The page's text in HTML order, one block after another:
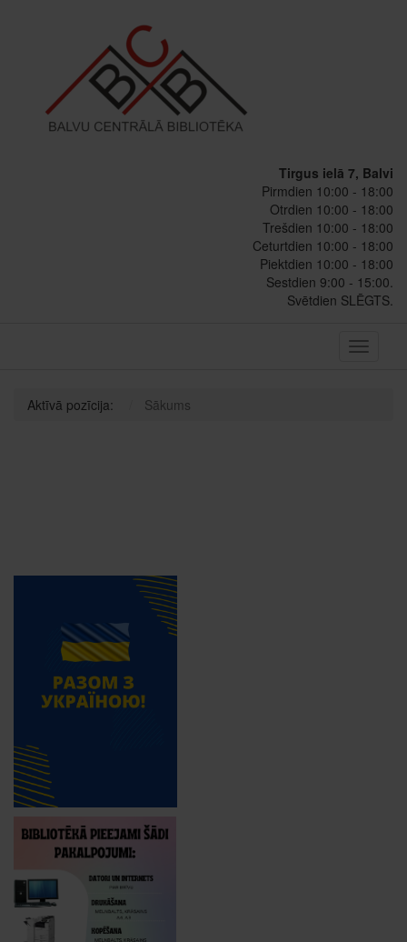
Tirgus ielā 7, Balvi
Pirmdien 10:00 - 18:00
Otrdien 10:00 - 18:00
Trešdien 10:00 - 18:00
Ceturtdien 10:00 - 18:00
Piektdien 10:00 - 18:00
Sestdien 9:00 - 15:00.
Svētdien SLĒGTS.
Toggle
Aktīvā pozīcija: Sākums